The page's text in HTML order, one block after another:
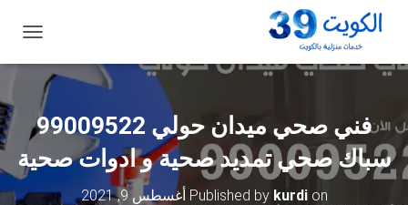
ب
ا
ت
فني صحي ميدان حولي 99009522
سباك صحي تمديد صحية و ادوات صحية
Published by kurdion أغسطس 9, 2021